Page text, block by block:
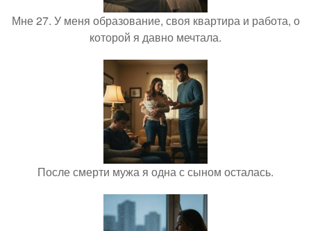
Мне 27. У меня образование, своя квартира и работа, о
которой я давно мечтала.
После смерти мужа я одна с сыном осталась.